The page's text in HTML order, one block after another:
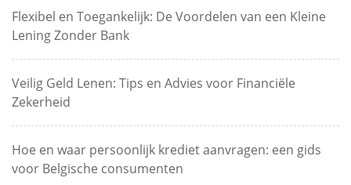
Flexibel en Toegankelijk: De Voordelen van een Kleine
Lening Zonder Bank
Veilig Geld Lenen: Tips en Advies voor Financiële
Zekerheid
Hoe en waar persoonlijk krediet aanvragen: een gids
voor Belgische consumenten